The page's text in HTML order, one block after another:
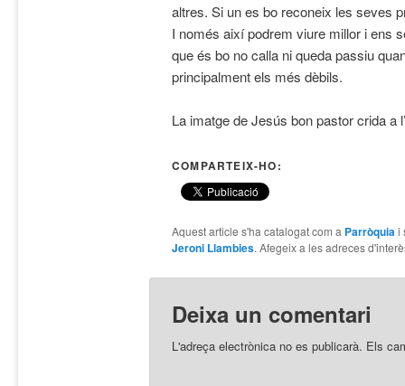
altres. Si un es bo reconeix les seves
I només així podrem viure millor i ens
que és bo no calla ni queda passiu
principalment els més dèbils.
La imatge de Jesús bon pastor crida a
COMPARTEIX-HO:
Aquest article s'ha catalogat com a Parròquiai
Jeroni Llambies. Afegeix a les adreces
Deixa un comentari
L'adreça electrònica no es publicarà. Els